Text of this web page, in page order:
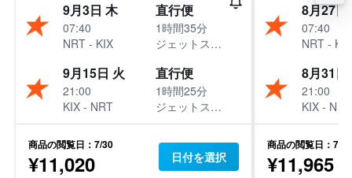
9月3日 木
07:40
NRT - KIX
直行便
1時間35分
ジェットスター・ジャパン
9月15日 火
21:00
KIX - NRT
直行便
1時間25分
ジェットスター・ジャパン
商品の閲覧日：7/30
¥11,020 日付を選択
8月27日
07:40
NRT - KIX
8月31日
21:00
KIX - NRT
商品の閲覧日：7/30
¥11,965